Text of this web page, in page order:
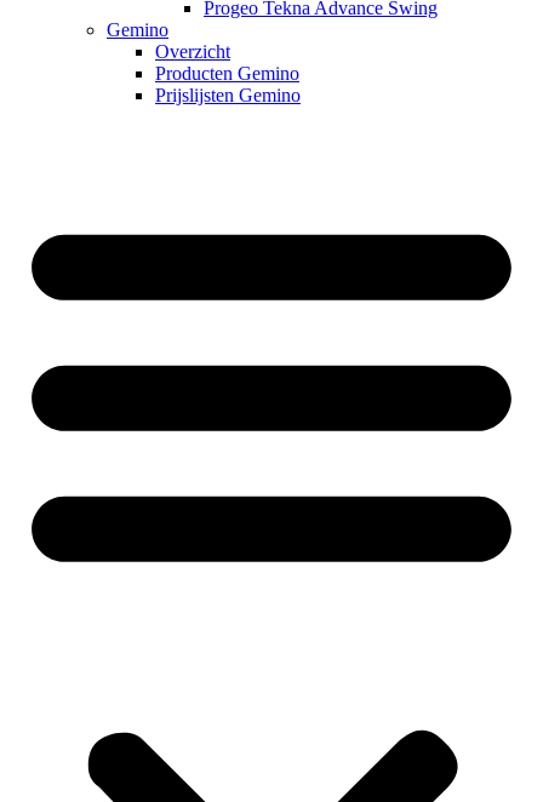
Progeo Tekna Advance Swing
Gemino
Overzicht
Producten Gemino
Prijslijsten Gemino